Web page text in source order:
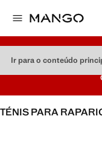
Ir para o conteúdo
TÉNIS PARA